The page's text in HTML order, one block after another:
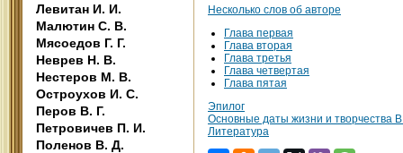
Левитан И. И.
Малютин С. В.
Мясоедов Г. Г.
Неврев Н. В.
Нестеров М. В.
Остроухов И. С.
Перов В. Г.
Петровичев П. И.
Поленов В. Д.
Несколько слов об авторе
Глава первая
Глава вторая
Глава третья
Глава четвертая
Глава пятая
Эпилог
Основные даты жизни и творчества
Литература